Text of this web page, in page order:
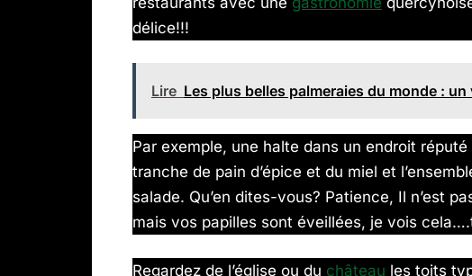
délice!!!
Lire Les plus belles palmeraies du monde :
Par exemple, une halte dans un endroit
tranche de pain d’épice et du miel et
salade. Qu’en dites-vous? Patience, Il n’est
mais vos papilles sont éveillées, je vois
Regardez de l’église ou du château les toits